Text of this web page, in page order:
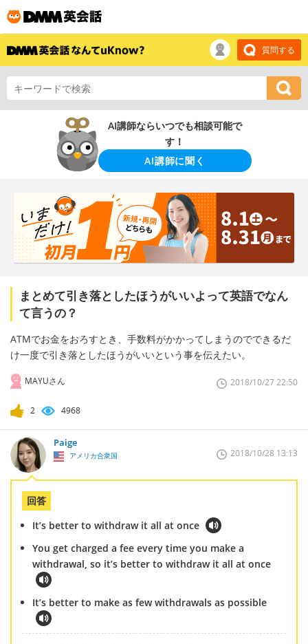
質問する
AI講師ならいつでも相談可能で
す！
AI講師に聞く
まとめて引き落としたほうがいいよって英語でなん
て言うの？
ATMでお金をおろすとき、手数料がかかってしまうのでできるだ
け一度で引き落としたほうがいいという事を伝えたい。
MAYUさん 2018/10/27 22:50
2 4968
Paige
アメリカ合衆国 2018/10/28 13:13
回答
It’s better to withdraw it all at once
You get charged a fee every time you make a
withdrawal, so it’s better to withdraw it all at once
It’s better to make as few withdrawals as possible